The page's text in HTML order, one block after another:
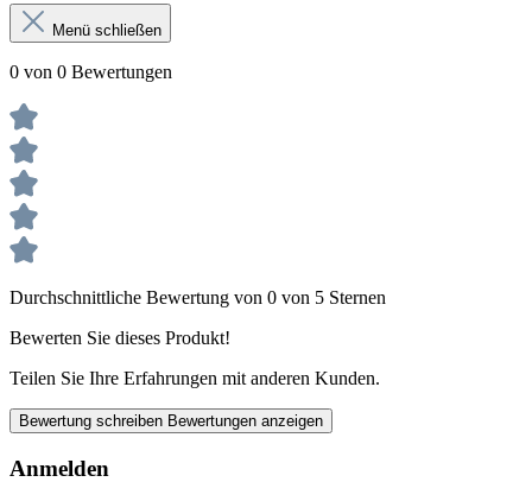
Menü schließen
0 von 0 Bewertungen
Durchschnittliche Bewertung von 0 von 5 Sternen
Bewerten Sie dieses Produkt!
Teilen Sie Ihre Erfahrungen mit anderen Kunden.
Bewertung schreiben Bewertungen anzeigen
Anmelden